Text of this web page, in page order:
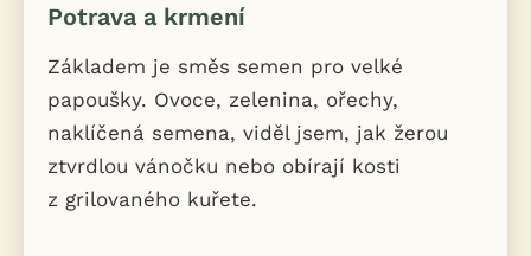
Potrava a krmení
Základem je směs semen pro velké
papoušky. Ovoce, zelenina, ořechy,
naklíčená semena, viděl jsem, jak žerou
ztvrdlou vánočku nebo obírají kosti
z grilovaného kuřete.